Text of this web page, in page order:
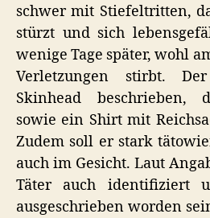
schwer mit Stiefeltritten,
stürzt und sich
wenige Tage später, wohl
Verletzungen stirbt.
Skinhead beschrieben,
sowie ein Shirt mit
Zudem soll er stark
auch im Gesicht. Laut
Täter auch identifiziert
ausgeschrieben worden